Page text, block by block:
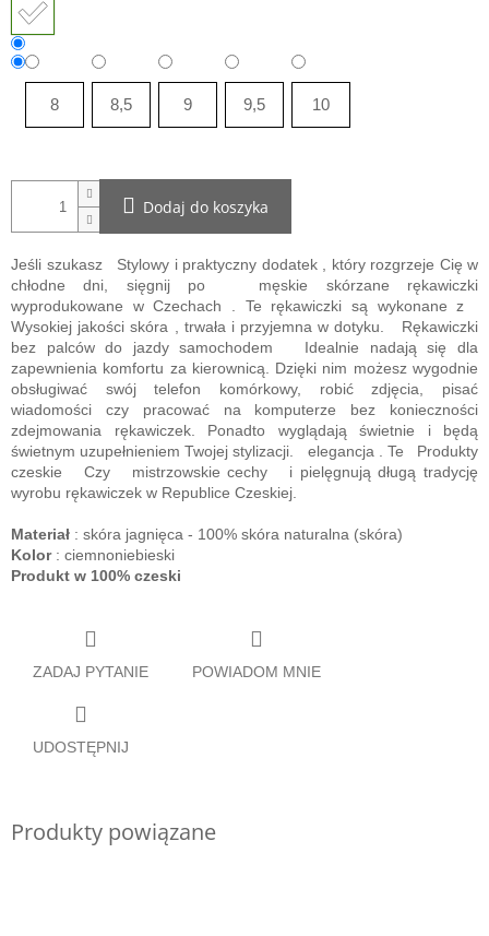
8 8,5 9 9,5 10
Dodaj do koszyka
Jeśli szukasz Stylowy i praktyczny dodatek , który rozgrzeje Cię w
chłodne dni, sięgnij po
męskie skórzane rękawiczki
wyprodukowane w Czechach
. Te rękawiczki są wykonane z
Wysokiej jakości skóra , trwała i przyjemna w dotyku.
Rękawiczki
bez palców do jazdy samochodem
Idealnie nadają się dla
zapewnienia komfortu za kierownicą. Dzięki nim możesz wygodnie
obsługiwać swój telefon komórkowy, robić zdjęcia, pisać
wiadomości czy pracować na komputerze bez konieczności
zdejmowania rękawiczek. Ponadto wyglądają świetnie i będą
świetnym uzupełnieniem Twojej stylizacji.
elegancja . Te
Produkty
czeskie
Czy mistrzowskie cechy
i pielęgnują długą tradycję
wyrobu rękawiczek w Republice Czeskiej.
Materiał : skóra jagnięca - 100% skóra naturalna (skóra)
Kolor: ciemnoniebieski
Produkt w 100% czeski
ZADAJ PYTANIE POWIADOM MNIE
UDOSTĘPNIJ
Produkty powiązane